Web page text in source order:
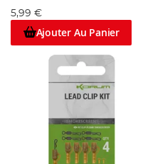
5,99 €
Ajouter Au Panier